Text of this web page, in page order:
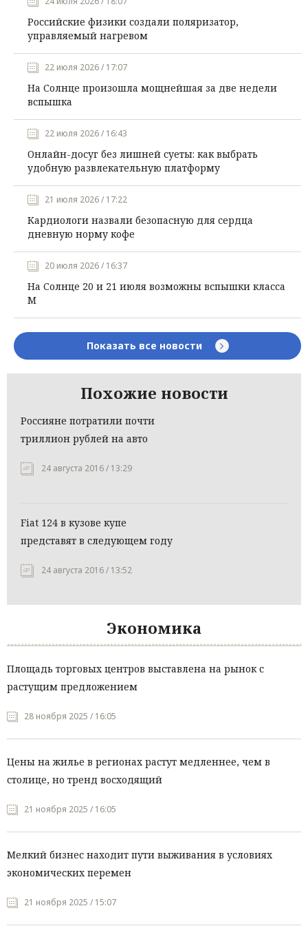
Российские физики создали поляризатор,
управляемый нагревом
22 июля 2026 / 17:07
На Солнце произошла мощнейшая за две недели
вспышка
22 июля 2026 / 16:43
Онлайн-досуг без лишней суеты: как выбрать
удобную развлекательную платформу
21 июля 2026 / 17:22
Кардиологи назвали безопасную для сердца
дневную норму кофе
20 июля 2026 / 16:37
На Солнце 20 и 21 июля возможны вспышки класса
М
Показать все новости
Похожие новости
Россияне потратили почти
триллион рублей на авто
24 августа 2016 / 13:29
Fiat 124 в кузове купе
представят в следующем году
24 августа 2016 / 13:52
Экономика
Площадь торговых центров выставлена на рынок с
растущим предложением
28 ноября 2025 / 16:05
Цены на жилье в регионах растут медленнее, чем в
столице, но тренд восходящий
21 ноября 2025 / 16:05
Мелкий бизнес находит пути выживания в условиях
экономических перемен
21 ноября 2025 / 15:07